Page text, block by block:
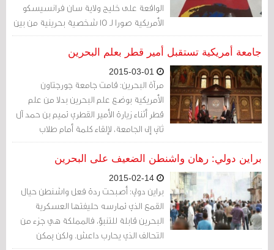
الواقعة على خليج ولاية سان فرانسيسكو
الأمريكية صورا لـ 15 شخصية بحرينية من بين
176 شخصية من مختلف أنحاء العالم، ممن
سجنوا أو نفوا بسبب معتقداتهم أو
انتماءاتهم، ولا يزال معظمهم يقبعون في
السجن.
جامعة أمريكية تستقبل أمير قطر بعلم البحرين
مرآة البحرين: قامت جامعة جورجتاون
الأمريكية بوضع علم البحرين بدلا من علم
قطر أثناء زيارة الأمير القطري تميم بن حمد آل
ثاني إلى الجامعة، لإلقاء كلمة أمام طلاب
الجامعة.
براين دولي: رهان واشنطن الضعيف على البحرين
براين دولي: أصبحت ردة فعل واشنطن حيال
القمع الذي تمارسه حليفتها العسكرية
البحرين قابلة للتنبؤ، فالمملكة هي جزء من
التحالف الذي يحارب داعش. ولكن يمكن